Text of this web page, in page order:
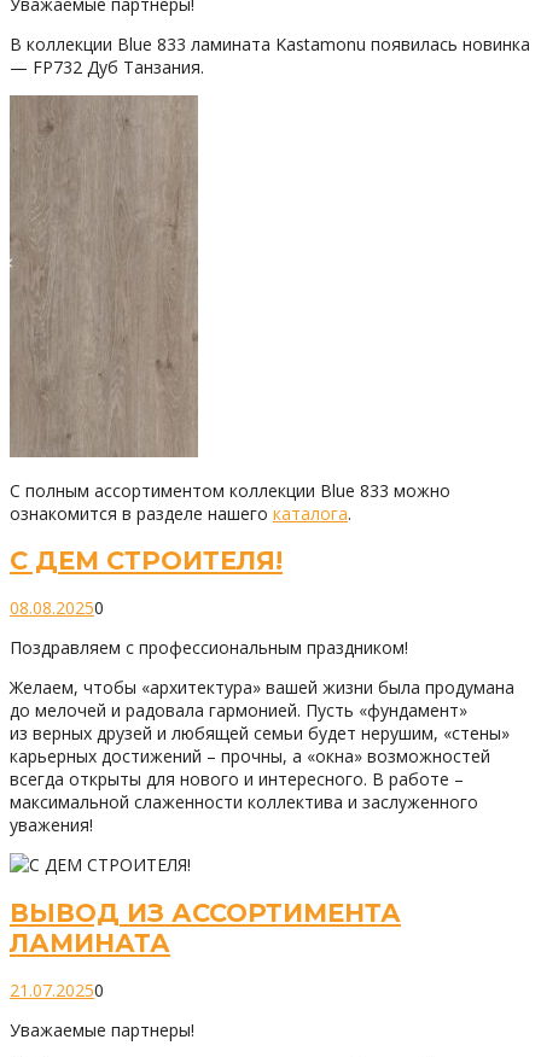
В коллекции Blue 833 ламината Kastamonu появилась новинка
— FP732 Дуб Танзания.
С полным ассортиментом коллекции Blue 833 можно
ознакомится в разделе нашего каталога.
С ДЕМ СТРОИТЕЛЯ!
08.08.20250
Поздравляем с профессиональным праздником!
Желаем, чтобы «архитектура» вашей жизни была продумана
до мелочей и радовала гармонией. Пусть «фундамент»
из верных друзей и любящей семьи будет нерушим, «стены»
карьерных достижений – прочны, а «окна» возможностей
всегда открыты для нового и интересного. В работе –
максимальной слаженности коллектива и заслуженного
уважения!
ВЫВОД ИЗ АССОРТИМЕНТА
ЛАМИНАТА
21.07.20250
Уважаемые партнеры!